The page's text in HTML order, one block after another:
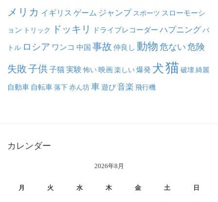
メリカ イギリス ゲーム ジャンプ スポーツ スローモーシ
ョン トリック ドッキリ ドライブレコーダー ハプニング バ
トル ロシア ワンコ 中国 事故 仲良し 動物 危ない 危険
失敗子供子猫実験 怖い 映画楽しい爆発 犬猫 破壊綺麗
自動車 自転車落下赤ん坊車遊び音楽 飛行機
カレンダー
2026年8月
月 火 水 木 金 土 日